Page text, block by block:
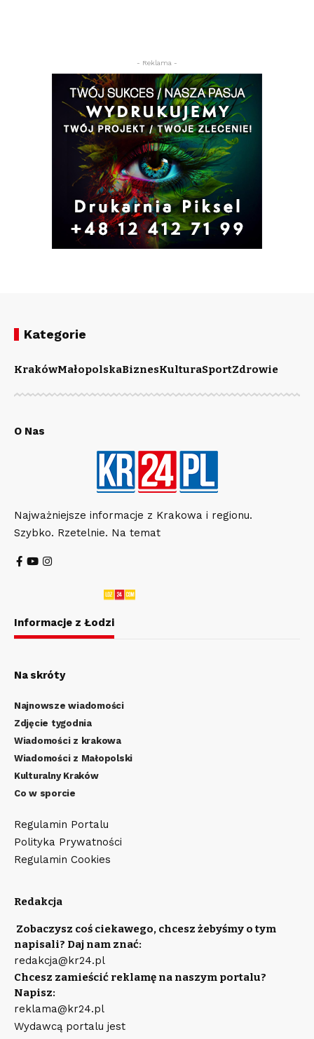
- Reklama -
Kategorie
KrakówMałopolskaBiznesKulturaSportZdrowie
O Nas
Najważniejsze informacje z Krakowa i regionu.
Szybko. Rzetelnie. Na temat
Informacje z Łodzi
Na skróty
Najnowsze wiadomości
Zdjęcie tygodnia
Wiadomości z krakowa
Wiadomości z Małopolski
Kulturalny Kraków
Co w sporcie
Regulamin Portalu
Polityka Prywatności
Regulamin Cookies
Redakcja
Zobaczysz coś ciekawego, chcesz żebyśmy o tym
napisali? Daj nam znać:
redakcja@kr24.pl
Chcesz zamieścić reklamę na naszym portalu?
Napisz:
reklama@kr24.pl
Wydawcą portalu jest